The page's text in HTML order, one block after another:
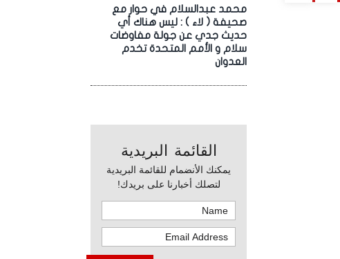
محمد عبدالسلام في حوار مع
صحيفة ( لاء ) : ليس هناك أي
حديث جدي عن جولة مفاوضات
سلام و الأمم المتحدة تخدم
العدوان
القائمة البريدية
يمكنك الأنضمام للقائمة البريدية
لتصلك أخبارنا على بريدك!